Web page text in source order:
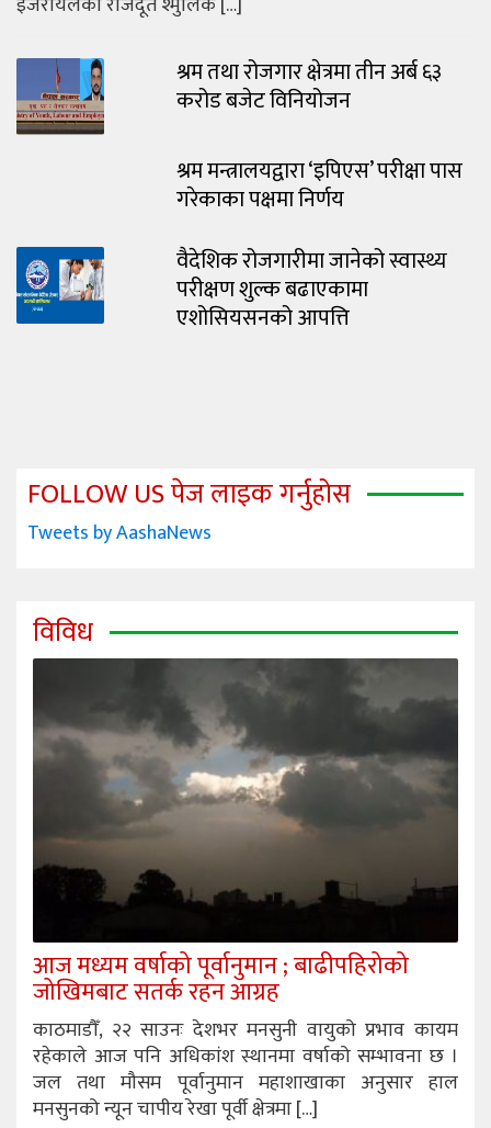
श्रम तथा रोजगार क्षेत्रमा तीन अर्ब ६३
करोड बजेट विनियोजन
श्रम मन्त्रालयद्वारा ‘इपिएस’ परीक्षा पास
गरेकाका पक्षमा निर्णय
वैदेशिक रोजगारीमा जानेको स्वास्थ्य
परीक्षण शुल्क बढाएकामा
एशोसियसनको आपत्ति
FOLLOW US पेज लाइक गर्नुहोस
Tweets by AashaNews
विविध
आज मध्यम वर्षाको पूर्वानुमान ; बाढीपहिरोको
जोखिमबाट सतर्क रहन आग्रह
काठमाडौँ, २२ साउनः देशभर मनसुनी वायुको प्रभाव कायम
रहेकाले आज पनि अधिकांश स्थानमा वर्षाको सम्भावना छ ।
जल तथा मौसम पूर्वानुमान महाशाखाका अनुसार हाल
मनसुनको न्यून चापीय रेखा पूर्वी क्षेत्रमा […]